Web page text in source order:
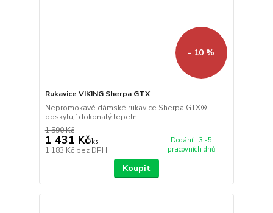
- 10 %
Rukavice VIKING Sherpa GTX
Nepromokavé dámské rukavice Sherpa GTX®
poskytují dokonalý tepeln...
1 590 Kč
1 431 Kč/ks
1 183 Kč bez DPH
Dodání : 3 -5
pracovních dnů
Koupit